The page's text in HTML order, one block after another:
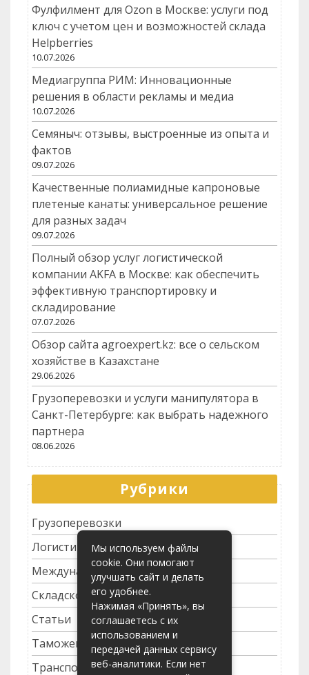
Фулфилмент для Ozon в Москве: услуги под
ключ с учетом цен и возможностей склада
Helpberries
10.07.2026
Медиагруппа РИМ: Инновационные
решения в области рекламы и медиа
10.07.2026
Семяныч: отзывы, выстроенные из опыта и
фактов
09.07.2026
Качественные полиамидные капроновые
плетеные канаты: универсальное решение
для разных задач
09.07.2026
Полный обзор услуг логистической
компании AKFA в Москве: как обеспечить
эффективную транспортировку и
складирование
07.07.2026
Обзор сайта agroexpert.kz: все о сельском
хозяйстве в Казахстане
29.06.2026
Грузоперевозки и услуги манипулятора в
Санкт-Петербурге: как выбрать надежного
партнера
08.06.2026
Рубрики
Грузоперевозки
Логистика
Международные перевозки
Складское хозяйство
Статьи
Таможенное оформление
Транспортные услуги
Мы используем файлы
cookie. Они помогают
улучшать сайт и делать
его удобнее.
Нажимая «Принять», вы
соглашаетесь с их
использованием и
передачей данных сервису
веб-аналитики. Если нет